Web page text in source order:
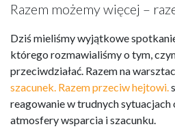
Razem możemy więcej –
Dziś mieliśmy wyjątkowe
którego rozmawialiśmy o tym,
przeciwdziałać. Razem na
szacunek. Razem przeciw hejtowi.
reagowanie w trudnych sytuacjach
atmosfery wsparcia i szacunku.